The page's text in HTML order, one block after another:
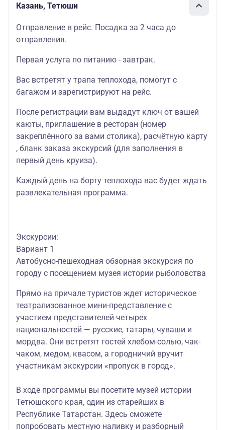
Казань, Тетюши
Отправление в рейс. Посадка за 2 часа до
отправления.
Первая услуга по питанию - завтрак.
Вас встретят у трапа теплохода, помогут с
багажом и зарегистрируют на рейс.
После регистрации вам выдадут ключ от вашей
каюты, приглашение в ресторан (номер
закреплённого за вами столика), расчётную карту
, бланк заказа экскурсий (для заполнения в
первый день круиза).
Каждый день на борту теплохода вас будет ждать
развлекательная программа.
Экскурсии:
Вариант 1
Автобусно-пешеходная обзорная экскурсия по
городу с посещением музея истории рыболовства
Прямо на причале туристов ждет историческое
театрализованное мини-представление с
участием представителей четырех
национальностей — русские, татары, чуваши и
мордва. Они встретят гостей хлебом-солью, чак-
чаком, медом, квасом, а городничий вручит
участникам экскурсии «пропуск в город».
В ходе программы вы посетите музей истории
Тетюшского края, один из старейших в
Республике Татарстан. Здесь сможете
попробовать местную наливку и разборный